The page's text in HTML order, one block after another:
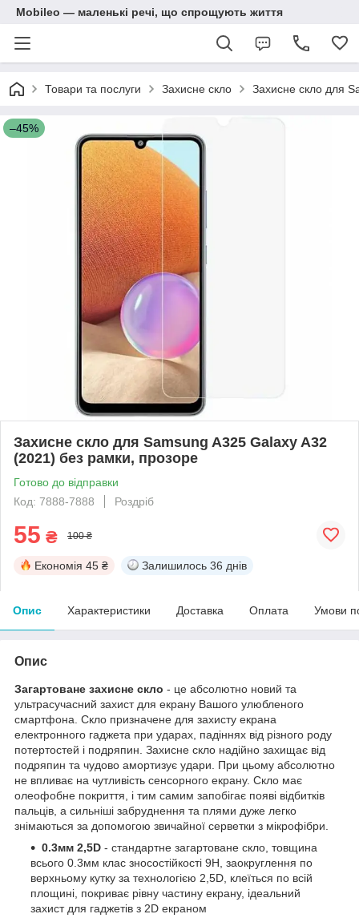
Mobileo — маленькі речі, що спрощують життя
Товари та послуги Захисне скло Захисне скло для
–45%
Захисне скло для Samsung A325 Galaxy A32
(2021) без рамки, прозоре
Готово до відправки
Код: 7888-7888
Роздріб
55 ₴ 100 ₴
Економія 45 ₴ Залишилось 36 днів
Опис Характеристики Доставка Оплата Умови
Опис
Загартоване захисне скло - це абсолютно новий та
ультрасучасний захист для екрану Вашого улюбленого
смартфона. Скло призначене для захисту екрана
електронного гаджета при ударах, падіннях від різного роду
потертостей і подряпин. Захисне скло надійно захищає від
подряпин та чудово амортизує удари. При цьому абсолютно
не впливає на чутливість сенсорного екрану. Скло має
олеофобне покриття, і тим самим запобігає появі відбитків
пальців, а сильніші забруднення та плями дуже легко
знімаються за допомогою звичайної серветки з мікрофібри.
0.3мм 2,5D - стандартне загартоване скло, товщина
всього 0.3мм клас зносостійкості 9H, заокруглення по
верхньому кутку за технологією 2,5D, клеїться по всій
площині, покриває рівну частину екрану, ідеальний
захист для гаджетів з 2D екраном